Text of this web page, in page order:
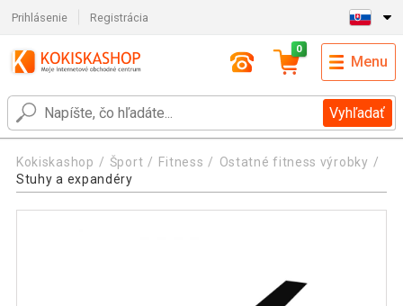
Prihlásenie Registrácia
Vyhľadať
0
Menu
Kokiskashop Šport Fitness
Ostatné fitness výrobky
Stuhy a expandéry